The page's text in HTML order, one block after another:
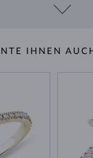
IHNEN